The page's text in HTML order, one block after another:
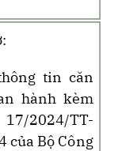
tin căn
hành kèm
2024/TT-
của Bộ Công